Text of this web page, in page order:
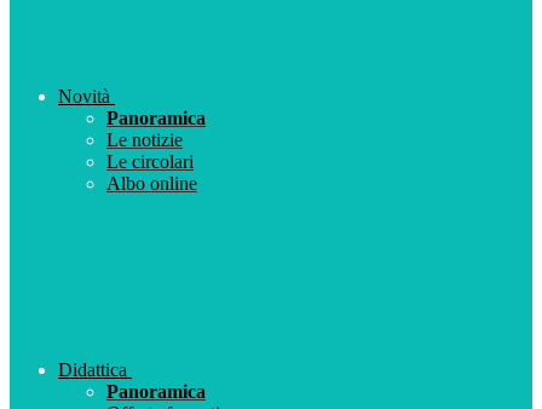
Novità
Panoramica
Le notizie
Le circolari
Albo online
Didattica
Panoramica